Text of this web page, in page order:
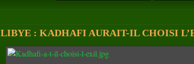
LIBYE : KADHAFI AURAIT-IL CHOISI